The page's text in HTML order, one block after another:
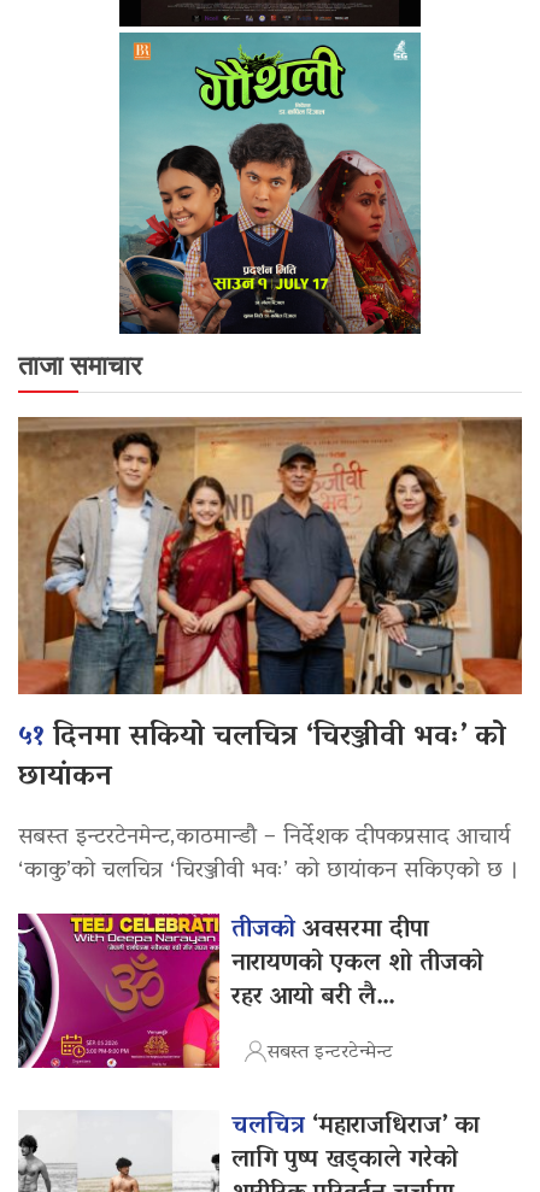
ताजा समाचार
५१दिनमा सकियो चलचित्र ‘चिरञ्जीवी भवः’ को
छायांकन
सबस्त इन्टरटेनमेन्ट,काठमान्डौ – निर्देशक दीपकप्रसाद आचार्य
‘काकु’को चलचित्र ‘चिरञ्जीवी भवः’ को छायांकन सकिएको छ ।
तीजकोअवसरमा दीपा
नारायणको एकल शो तीजको
रहर आयो बरी लै…
सबस्त इन्टरटेन्मेन्ट
चलचित्र‘महाराजधिराज’ का
लागि पुष्प खड्काले गरेको